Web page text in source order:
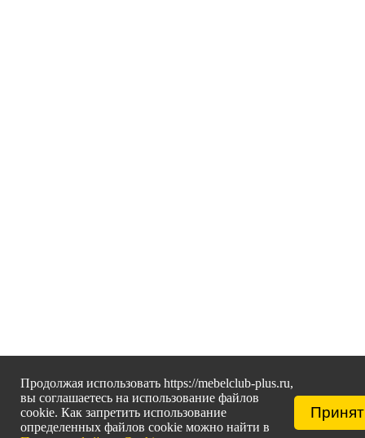
Продолжая использовать https://mebelclub-plus.ru,
вы соглашаетесь на использование файлов
cookie. Как запретить использование
определенных файлов cookie можно найти в